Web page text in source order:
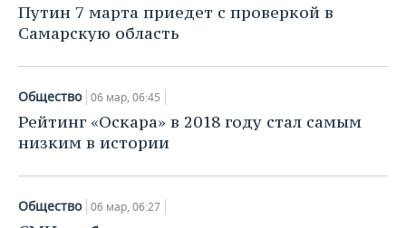
Путин 7 марта приедет с проверкой в
Самарскую область
Общество 06 мар, 06:45
Рейтинг «Оскара» в 2018 году стал самым
низким в истории
Общество 06 мар, 06:27